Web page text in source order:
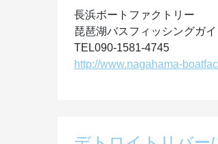
長浜ボートファクトリー
琵琶湖バスフィッシングガ
TEL090-1581-4745
http://www.nagahama-